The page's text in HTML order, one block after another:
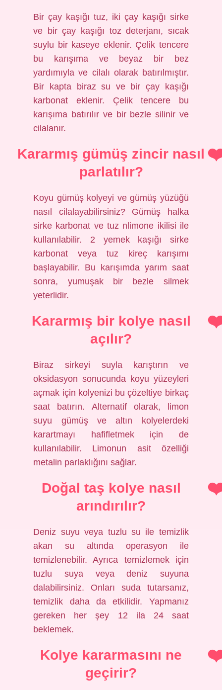
Bir çay kaşığı tuz, iki çay kaşığı sirke
ve bir çay kaşığı toz deterjanı, sıcak
suylu bir kaseye eklenir. Çelik tencere
bu karışıma ve beyaz bir bez
yardımıyla ve cilalı olarak batırılmıştır.
Bir kapta biraz su ve bir çay kaşığı
karbonat eklenir. Çelik tencere bu
karışıma batırılır ve bir bezle silinir ve
cilalanır.
Kararmış gümüş zincir nasıl
parlatılır?
Koyu gümüş kolyeyi ve gümüş yüzüğü
nasıl cilalayabilirsiniz? Gümüş halka
sirke karbonat ve tuz nlimone ikilisi ile
kullanılabilir. 2 yemek kaşığı sirke
karbonat veya tuz kireç karışımı
başlayabilir. Bu karışımda yarım saat
sonra, yumuşak bir bezle silmek
yeterlidir.
Kararmış bir kolye nasıl
açılır?
Biraz sirkeyi suyla karıştırın ve
oksidasyon sonucunda koyu yüzeyleri
açmak için kolyenizi bu çözeltiye birkaç
saat batırın. Alternatif olarak, limon
suyu gümüş ve altın kolyelerdeki
karartmayı hafifletmek için de
kullanılabilir. Limonun asit özelliği
metalin parlaklığını sağlar.
Doğal taş kolye nasıl
arındırılır?
Deniz suyu veya tuzlu su ile temizlik
akan su altında operasyon ile
temizlenebilir. Ayrıca temizlemek için
tuzlu suya veya deniz suyuna
dalabilirsiniz. Onları suda tutarsanız,
temizlik daha da etkilidir. Yapmanız
gereken her şey 12 ila 24 saat
beklemek.
Kolye kararmasını ne
geçirir?